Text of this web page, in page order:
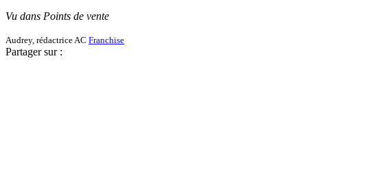
Vu dans Points de vente
Audrey, rédactrice AC Franchise
Partager sur :